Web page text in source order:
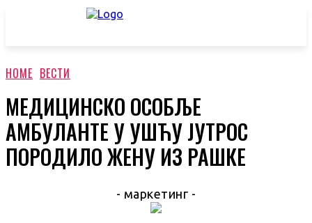
HOME ВЕСТИ
МЕДИЦИНСКО ОСОБЉЕ
АМБУЛАНТЕ У УШЋУ ЈУТРОС
ПОРОДИЛО ЖЕНУ ИЗ РАШКЕ
- маркетинг -